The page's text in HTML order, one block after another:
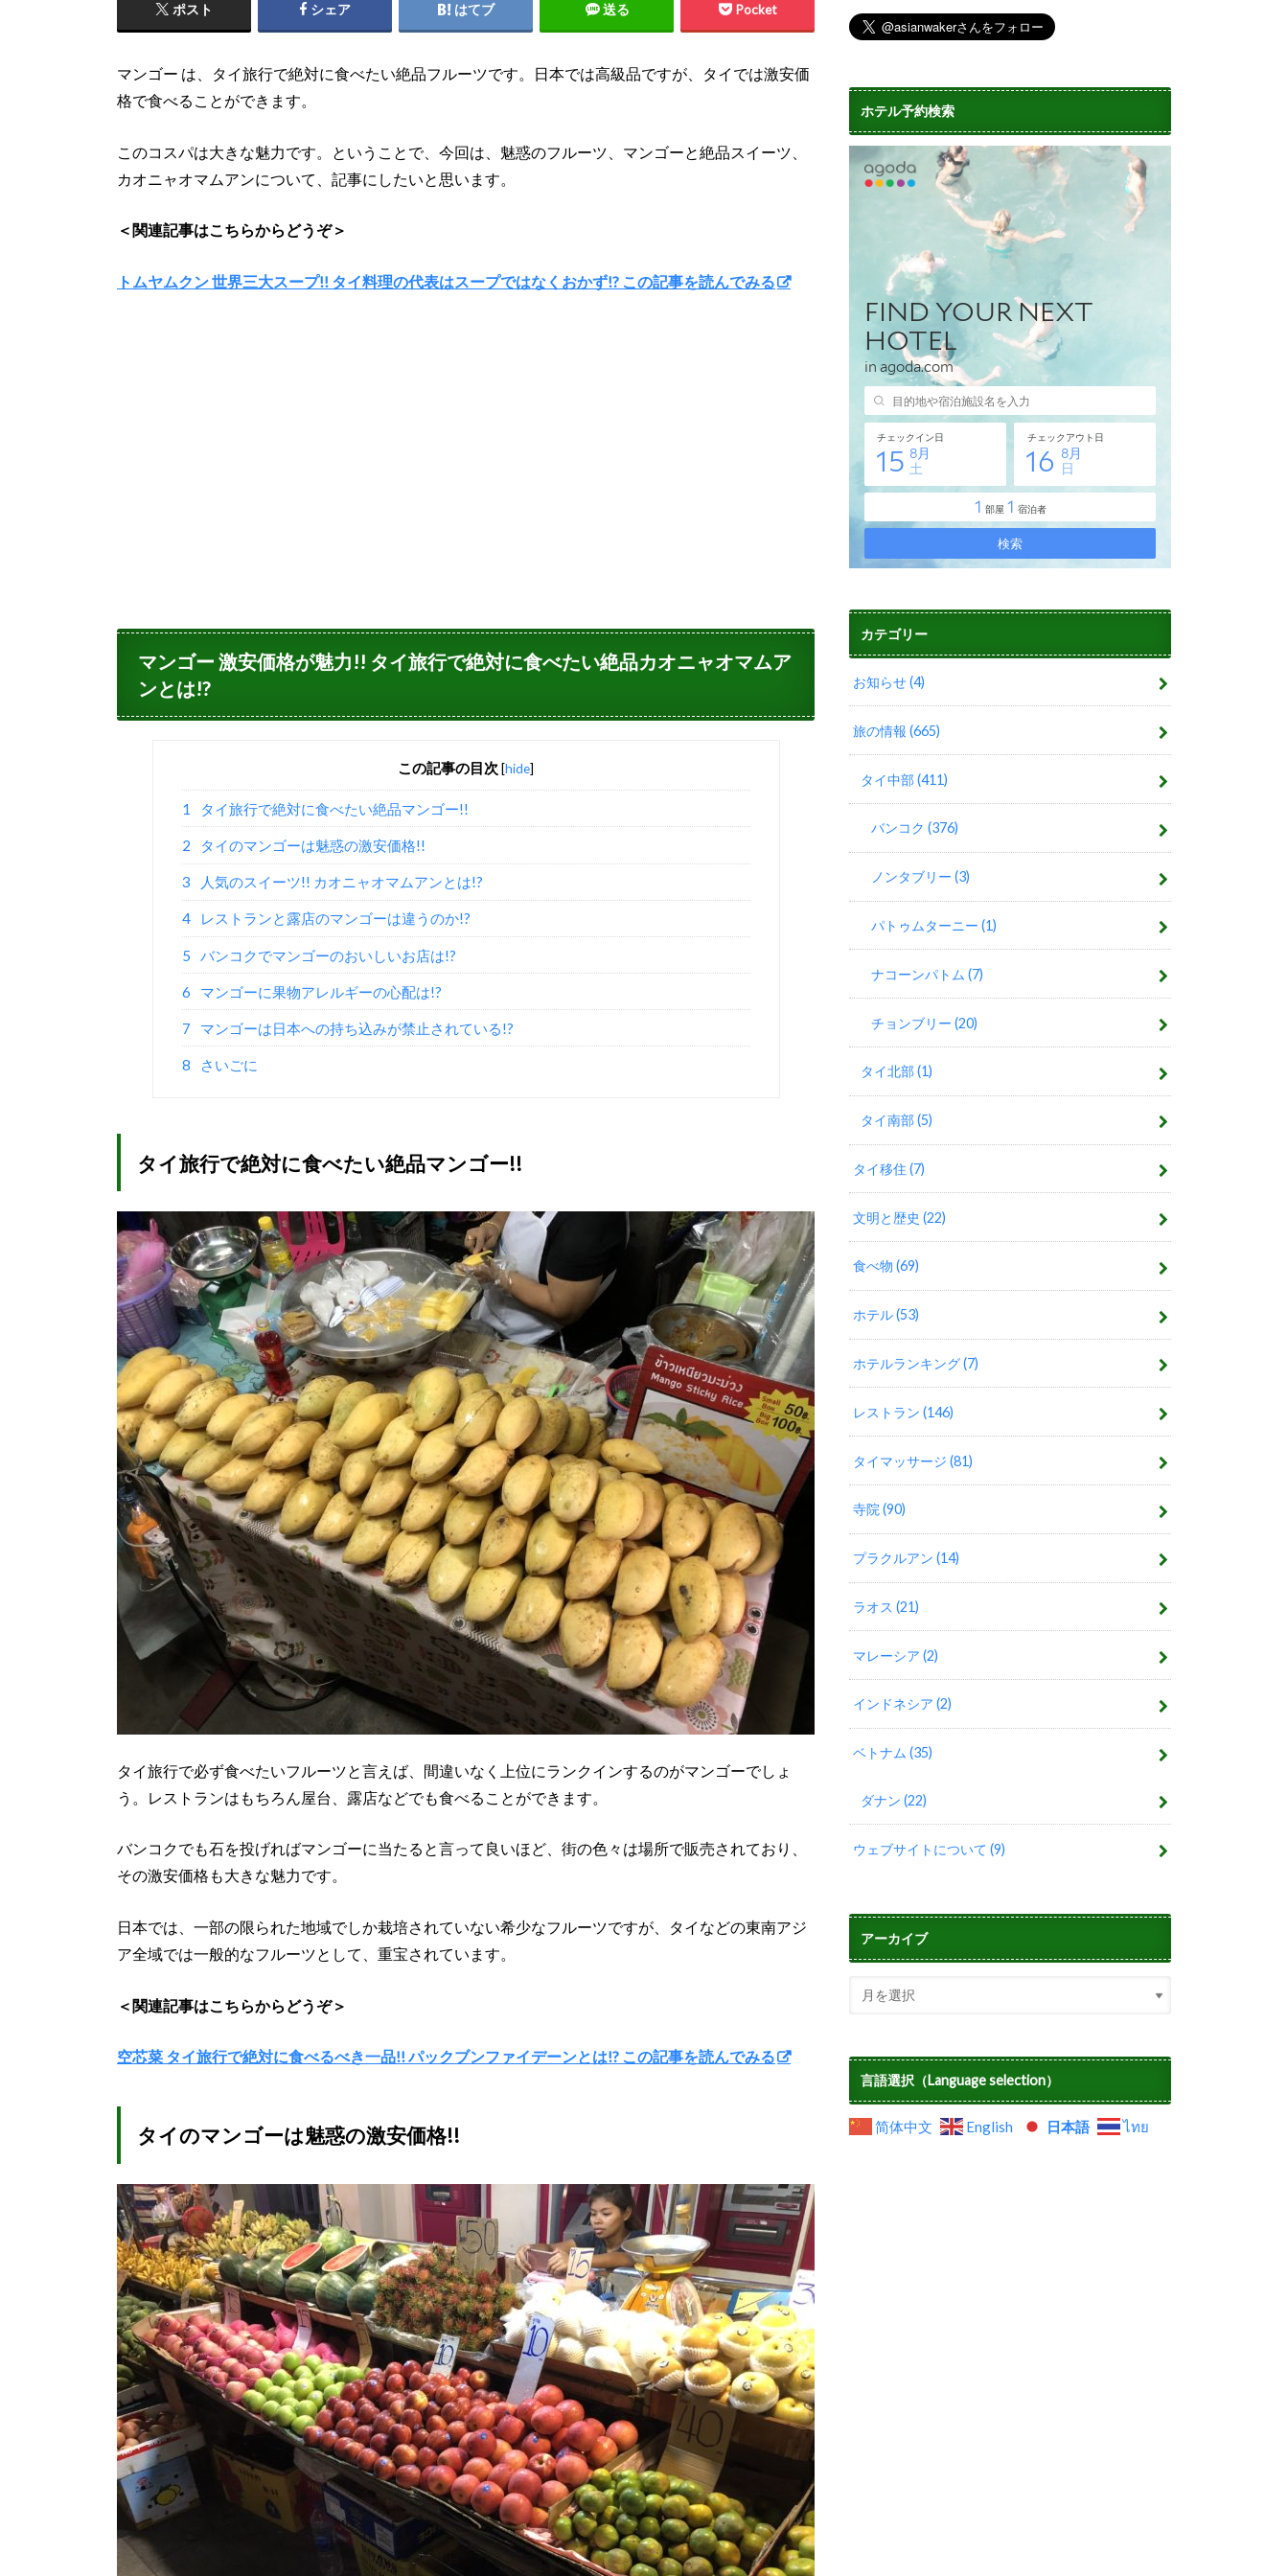
ポスト シェア はてブ 送る Pocket
マンゴー は、タイ旅行で絶対に食べたい絶品フルーツです。日本では高級品ですが、タイでは激安価
格で食べることができます。
このコスパは大きな魅力です。ということで、今回は、魅惑のフルーツ、マンゴーと絶品スイーツ、
カオニャオマムアンについて、記事にしたいと思います。
＜関連記事はこちらからどうぞ＞
トムヤムクン 世界三大スープ!! タイ料理の代表はスープではなくおかず!? この記事を読んでみる
マンゴー 激安価格が魅力!! タイ旅行で絶対に食べたい絶品カオニャオマムア
ンとは!?
この記事の目次 [hide]
1 タイ旅行で絶対に食べたい絶品マンゴー!!
2 タイのマンゴーは魅惑の激安価格!!
3 人気のスイーツ!! カオニャオマムアンとは!?
4 レストランと露店のマンゴーは違うのか!?
5 バンコクでマンゴーのおいしいお店は!?
6 マンゴーに果物アレルギーの心配は!?
7 マンゴーは日本への持ち込みが禁止されている!?
8 さいごに
タイ旅行で絶対に食べたい絶品マンゴー!!
タイ旅行で必ず食べたいフルーツと言えば、間違いなく上位にランクインするのがマンゴーでしょ
う。レストランはもちろん屋台、露店などでも食べることができます。
バンコクでも石を投げればマンゴーに当たると言って良いほど、街の色々は場所で販売されており、
その激安価格も大きな魅力です。
日本では、一部の限られた地域でしか栽培されていない希少なフルーツですが、タイなどの東南アジ
ア全域では一般的なフルーツとして、重宝されています。
＜関連記事はこちらからどうぞ＞
空芯菜 タイ旅行で絶対に食べるべき一品!! パックブンファイデーンとは!? この記事を読んでみる
タイのマンゴーは魅惑の激安価格!!
ホテル予約検索
カテゴリー
お知らせ(4)
旅の情報(665)
タイ中部(411)
バンコク(376)
ノンタブリー(3)
パトゥムターニー(1)
ナコーンパトム(7)
チョンブリー(20)
タイ北部(1)
タイ南部(5)
タイ移住(7)
文明と歴史(22)
食べ物(69)
ホテル(53)
ホテルランキング(7)
レストラン(146)
タイマッサージ(81)
寺院(90)
プラクルアン(14)
ラオス(21)
マレーシア(2)
インドネシア(2)
ベトナム(35)
ダナン (22)
ウェブサイトについて(9)
アーカイブ
言語選択（Language selection）
简体中文 English 日本語 ไทย